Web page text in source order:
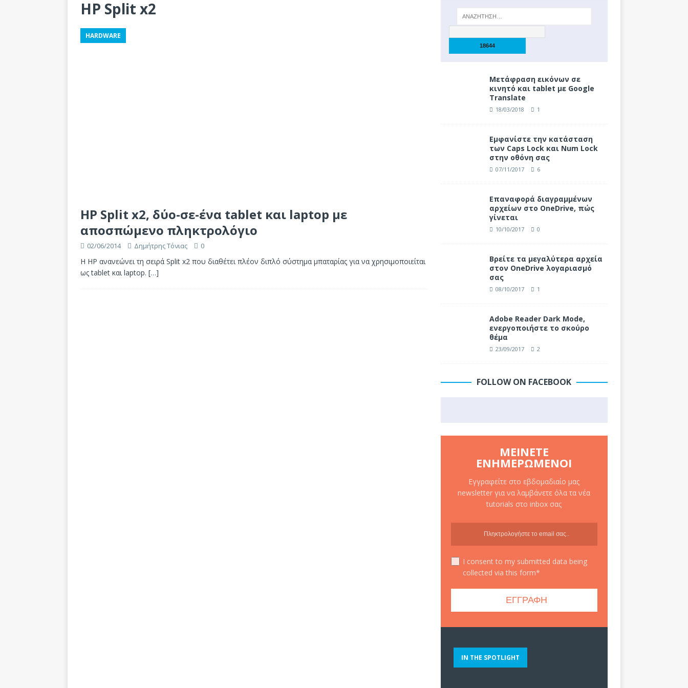
HP Split x2
HARDWARE
HP Split x2, δύο-σε-ένα tablet και laptop με
αποσπώμενο πληκτρολόγιο
02/06/2014 Δημήτρης Τόνιας 0
Η HP ανανεώνει τη σειρά Split x2 που διαθέτει πλέον διπλό σύστημα μπαταρίας για να χρησιμοποιείται
ως tablet και laptop. […]
Μετάφραση εικόνων σε
κινητό και tablet με Google
Translate
18/03/2018 1
Eμφανίστε την κατάσταση
των Caps Lock και Num Lock
στην οθόνη σας
07/11/2017 6
Επαναφορά διαγραμμένων
αρχείων στο OneDrive, πώς
γίνεται
10/10/2017 0
Βρείτε τα μεγαλύτερα αρχεία
στον OneDrive λογαριασμό
σας
08/10/2017 1
Adobe Reader Dark Mode,
ενεργοποιήστε το σκούρο
θέμα
23/09/2017 2
FOLLOW ON FACEBOOK
ΜΕΊΝΕΤΕ
ΕΝΗΜΕΡΩΜΈΝΟΙ
Εγγραφείτε στο εβδομαδιαίο μας
newsletter για να λαμβάνετε όλα τα νέα
tutorials στο inbox σας
I consent to my submitted data being
collected via this form*
IN THE SPOTLIGHT